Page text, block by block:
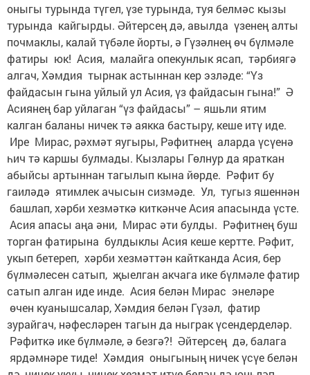
оныгы турында түгел, үзе турында, туя белмәс кызы
турында кайгырды. Әйтерсең дә, авылда үзенең алты
почмаклы, калай түбәле йорты, ә Гүзәлнең өч бүлмәле
фатиры юк! Асия, малайга опекунлык ясап, тәрбиягә
алгач, Хәмдия тырнак астыннан кер эзләде: “Үз
файдасын гына уйлый ул Асия, үз файдасын гына!” Ә
Асиянең бар уйлаган “үз файдасы” – яшьли ятим
калган баланы ничек тә аякка бастыру, кеше итү иде.
Ире Мирас, рәхмәт яугыры, Рәфитнең аларда үсүенә
һич тә каршы булмады. Кызлары Гөлнур да яраткан
абыйсы артыннан тагылып кына йөрде. Рәфит бу
гаиләдә ятимлек ачысын сизмәде. Ул, тугыз яшеннән
башлап, хәрби хезмәткә киткәнче Асия апасында үсте.
Асия апасы аңа әни, Мирас әти булды. Рәфитнең буш
торган фатирына булдыклы Асия кеше кертте. Рәфит,
укып бетереп, хәрби хезмәттән кайтканда Асия, бер
бүлмәлесен сатып, җыелган акчага ике бүлмәле фатир
сатып алган иде инде. Асия белән Мирас энеләре
өчен куанышсалар, Хәмдия белән Гүзәл, фатир
зурайгач, нәфесләрен тагын да ныграк үсендерделәр.
Рәфиткә ике бүлмәле, ә безгә?! Әйтерсең дә, балага
ярдәмнәре тиде! Хәмдия оныгының ничек үсүе белән